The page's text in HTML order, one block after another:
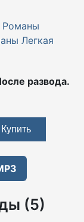
Романы
Легкая
развода.
(5)